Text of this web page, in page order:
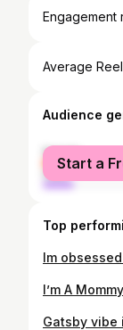
Engagement
Average
Audience
female
male
Start a
Top